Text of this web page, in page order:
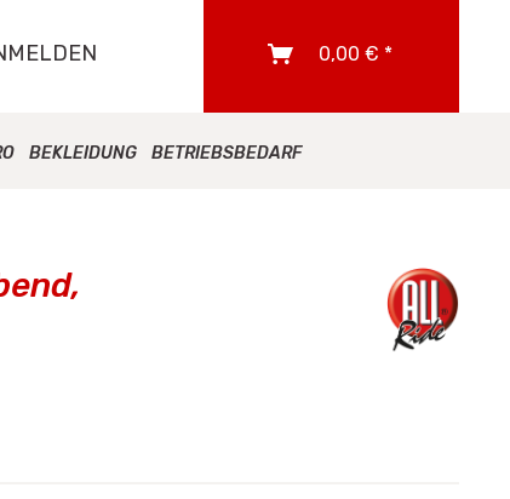
0,00 € *
BEKLEIDUNG BETRIEBSBEDARF